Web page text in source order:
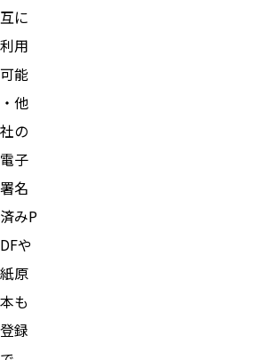
互に
利用
可能
・他
社の
電子
署名
済みP
DFや
紙原
本も
登録